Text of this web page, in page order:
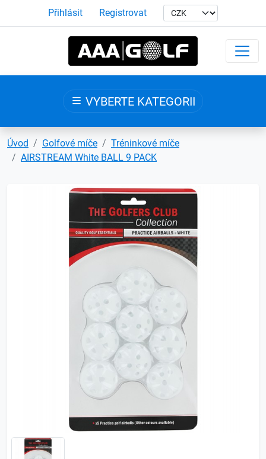
Přihlásit Registrovat
VYBERTE KATEGORII
Úvod Golfové míče
Tréninkové míče
AIRSTREAM White BALL 9 PACK